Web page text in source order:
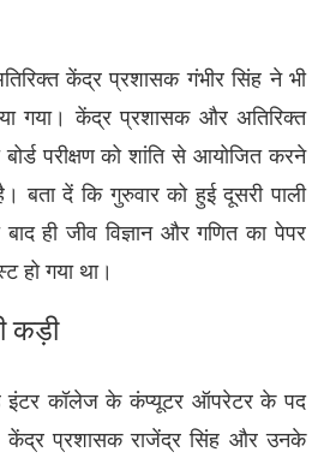
केंद्र प्रशासक गंभीर सिंह ने भी
गया। केंद्र प्रशासक और अतिरिक्त
परीक्षण को शांति से आयोजित करने
बता दें कि गुरुवार को हुई दूसरी पाली
ही जीव विज्ञान और गणित का पेपर
हो गया था।
कड़ी
इंटर कॉलेज के कंप्यूटर ऑपरेटर के पद
केंद्र प्रशासक राजेंद्र सिंह और उनके